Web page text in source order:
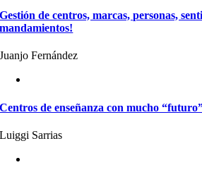
Gestión de centros, marcas, personas,
mandamientos!
Juanjo Fernández
Centros de enseñanza con mucho
Luiggi Sarrias